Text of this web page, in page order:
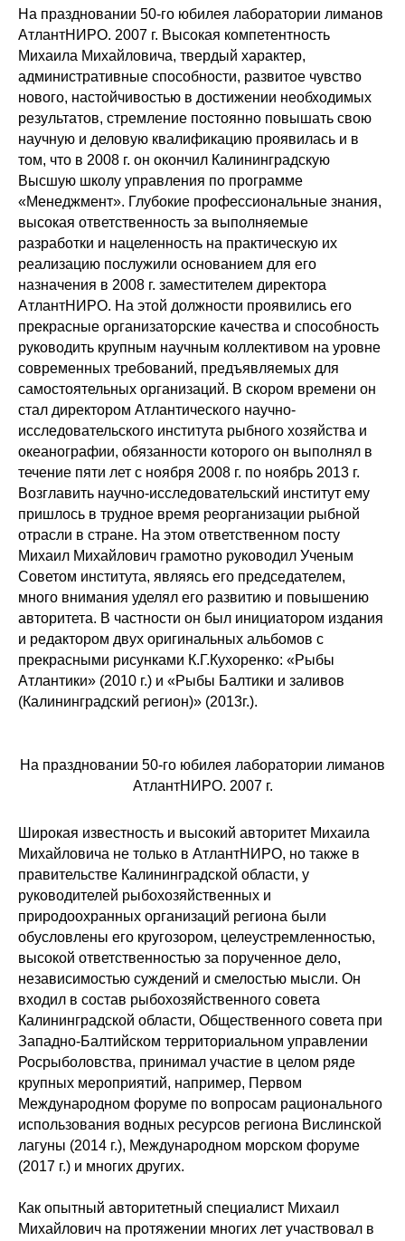
На праздновании 50-го юбилея лаборатории лиманов
АтлантНИРО. 2007 г. Высокая компетентность
Михаила Михайловича, твердый характер,
административные способности, развитое чувство
нового, настойчивостью в достижении необходимых
результатов, стремление постоянно повышать свою
научную и деловую квалификацию проявилась и в
том, что в 2008 г. он окончил Калининградскую
Высшую школу управления по программе
«Менеджмент». Глубокие профессиональные знания,
высокая ответственность за выполняемые
разработки и нацеленность на практическую их
реализацию послужили основанием для его
назначения в 2008 г. заместителем директора
АтлантНИРО. На этой должности проявились его
прекрасные организаторские качества и способность
руководить крупным научным коллективом на уровне
современных требований, предъявляемых для
самостоятельных организаций. В скором времени он
стал директором Атлантического научно-
исследовательского института рыбного хозяйства и
океанографии, обязанности которого он выполнял в
течение пяти лет с ноября 2008 г. по ноябрь 2013 г.
Возглавить научно-исследовательский институт ему
пришлось в трудное время реорганизации рыбной
отрасли в стране. На этом ответственном посту
Михаил Михайлович грамотно руководил Ученым
Советом института, являясь его председателем,
много внимания уделял его развитию и повышению
авторитета. В частности он был инициатором издания
и редактором двух оригинальных альбомов с
прекрасными рисунками К.Г.Кухоренко: «Рыбы
Атлантики» (2010 г.) и «Рыбы Балтики и заливов
(Калининградский регион)» (2013г.).
На праздновании 50-го юбилея лаборатории лиманов
АтлантНИРО. 2007 г.
Широкая известность и высокий авторитет Михаила
Михайловича не только в АтлантНИРО, но также в
правительстве Калининградской области, у
руководителей рыбохозяйственных и
природоохранных организаций региона были
обусловлены его кругозором, целеустремленностью,
высокой ответственностью за порученное дело,
независимостью суждений и смелостью мысли. Он
входил в состав рыбохозяйственного совета
Калининградской области, Общественного совета при
Западно-Балтийском территориальном управлении
Росрыболовства, принимал участие в целом ряде
крупных мероприятий, например, Первом
Международном форуме по вопросам рационального
использования водных ресурсов региона Вислинской
лагуны (2014 г.), Международном морском форуме
(2017 г.) и многих других.
Как опытный авторитетный специалист Михаил
Михайлович на протяжении многих лет участвовал в